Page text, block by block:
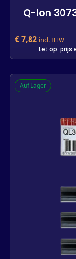
Q-lon
€7,82 incl. BTW
Let op: prijs
Q-lon
In den
Auf Lager